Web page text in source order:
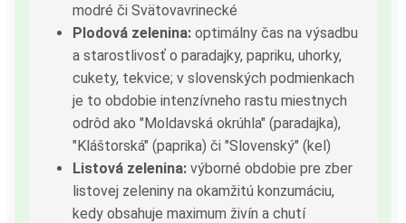
modré či Svätovavrinecké
Plodová zelenina: optimálny čas na výsadbu
a starostlivosť o paradajky, papriku, uhorky,
cukety, tekvice; v slovenských podmienkach
je to obdobie intenzívneho rastu miestnych
odrôd ako "Moldavská okrúhla" (paradajka),
"Kláštorská" (paprika) či "Slovenský" (kel)
Listová zelenina: výborné obdobie pre zber
listovej zeleniny na okamžitú konzumáciu,
kedy obsahuje maximum živín a chutí